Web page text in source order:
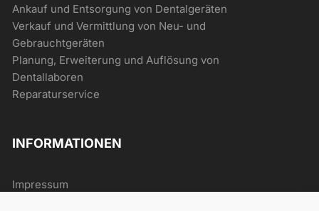
Ankauf und Entsorgung von Dentalgeräten
Verkauf und Vermittlung von Neu- und
Gebrauchtgeräten
Planung, Erweiterung und Auflösung von
Dentallaboren
Reparaturservice
INFORMATIONEN
Impressum